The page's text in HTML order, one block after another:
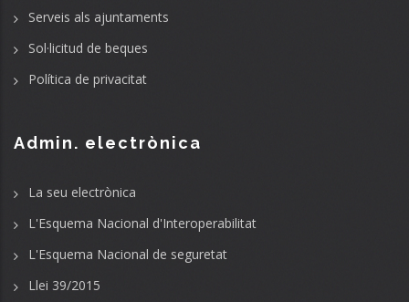
Serveis als ajuntaments
Sol·licitud de beques
Política de privacitat
Admin. electrònica
La seu electrònica
L'Esquema Nacional d'Interoperabilitat
L'Esquema Nacional de seguretat
Llei 39/2015